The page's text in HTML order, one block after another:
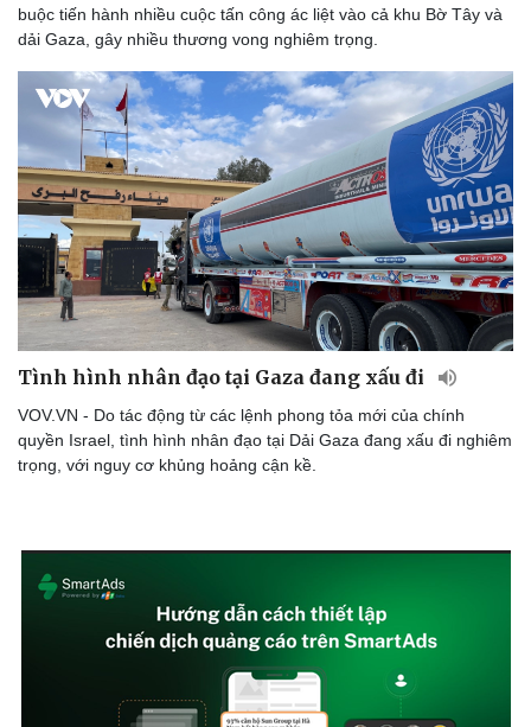
Doanh nghiệp
Thông tin doanh nghiệp
Doanh nghiệp 24h
Doanh nhân
Vì cộng đồng
Công nghệ
Sành điệu
Tin Công nghệ
Trải nghiệm
Chuyển đổi số
buộc tiến hành nhiều cuộc tấn công ác liệt vào cả khu Bờ Tây và
dải Gaza, gây nhiều thương vong nghiêm trọng.
Tình hình nhân đạo tại Gaza đang xấu đi
VOV.VN - Do tác động từ các lệnh phong tỏa mới của chính
quyền Israel, tình hình nhân đạo tại Dải Gaza đang xấu đi nghiêm
trọng, với nguy cơ khủng hoảng cận kề.